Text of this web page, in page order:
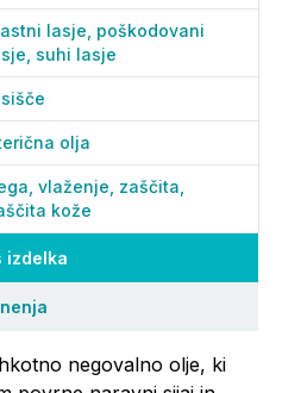
izdelka
negovalno olje, ki
lasje, poškodovani
suhi lasje
olja
vlaženje, zaščita,
kože